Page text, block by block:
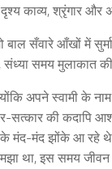
काव्य, श्रृंगार और
सँवारे आँखों में
समय मुलाकात
अपने स्वामी के
सत्कार की कदापि
के मंद-मंद झोंके आ
था, इस समय जीवन